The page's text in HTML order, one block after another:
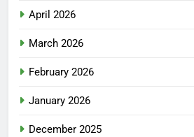
April 2026
March 2026
February 2026
January 2026
December 2025